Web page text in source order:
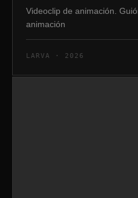
Videoclip de animación.
animación
LARVA · 2026